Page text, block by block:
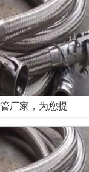
厂家，为您提